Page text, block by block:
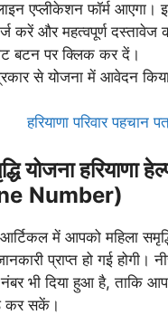
एप्लीकेशन फॉर्म आएगा।
करें और महत्वपूर्ण
बटन पर क्लिक कर दें।
से योजना में आवेदन
हरियाणा परिवार पहचान
योजना हरियाणा
Number)
में आपको महिला
प्राप्त हो गई होगी।
नंबर भी दिया हुआ है, ताकि
कर सकें।